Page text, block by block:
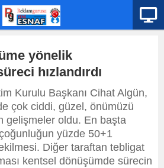
yönelik
hızlandırdı
Kurulu Başkanı Cihat Algün,
çok ciddi, güzel, önümüzü
gelişmeler oldu. En başta
yüzde 50+1
Diğer taraftan tebligat
kentsel dönüşümde sürecin